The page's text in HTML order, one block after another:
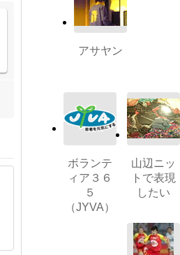
アサヤン
ボランテ
ィア３６
５
（JYVA）
山辺ニッ
トで表現
したい